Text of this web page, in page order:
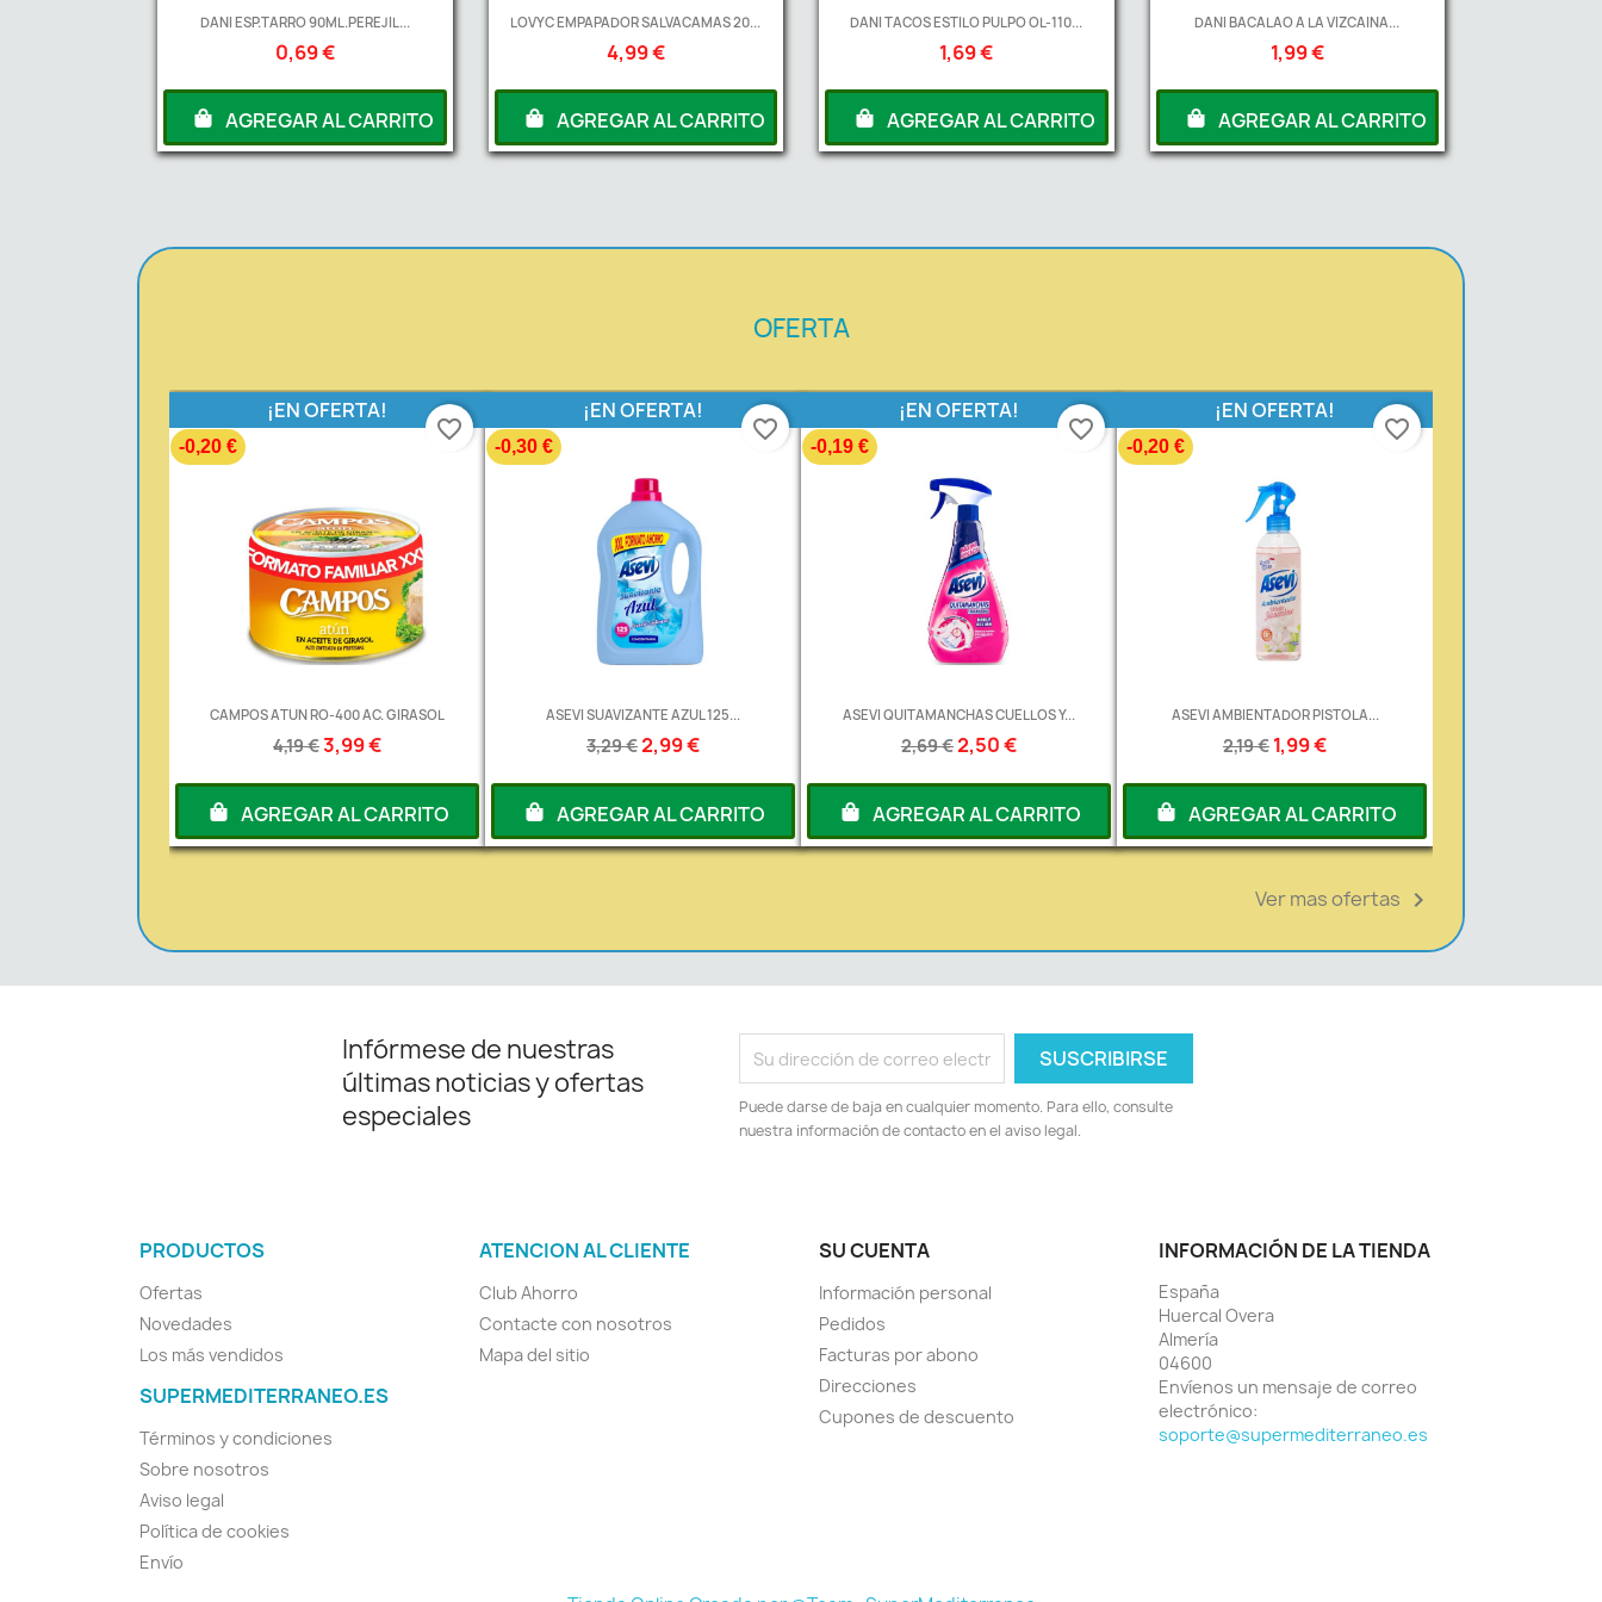
DANI ESP.TARRO 90ML.PEREJIL...
0,69 €
AGREGAR AL CARRITO
LOVYC EMPAPADOR SALVACAMAS 20...
4,99 €
AGREGAR AL CARRITO
DANI TACOS ESTILO PULPO OL-110...
1,69 €
AGREGAR AL CARRITO
DANI BACALAO A LA VIZCAINA...
1,99 €
AGREGAR AL CARRITO
OFERTA
CAMPOS ATUN RO-400 AC. GIRASOL
4,19 €3,99 €
¡EN OFERTA!
-0,20 €
AGREGAR AL CARRITO
favorite_border
ASEVI SUAVIZANTE AZUL 125...
3,29 €2,99 €
¡EN OFERTA!
-0,30 €
AGREGAR AL CARRITO
favorite_border
ASEVI QUITAMANCHAS CUELLOS Y...
2,69 €2,50 €
¡EN OFERTA!
-0,19 €
AGREGAR AL CARRITO
favorite_border
ASEVI AMBIENTADOR PISTOLA...
2,19 € 1,99 €
¡EN OFERTA!
-0,20 €
AGREGAR AL CARRITO
favorite_border
Ver mas ofertas 
Infórmese de nuestras
últimas noticias y ofertas
especiales
Puede darse de baja en cualquier momento. Para ello, consulte
nuestra información de contacto en el aviso legal.
PRODUCTOS
Ofertas
Novedades
Los más vendidos
ATENCION AL CLIENTE
Club Ahorro
Contacte con nosotros
Mapa del sitio
SUPERMEDITERRANEO.ES
Términos y condiciones
Sobre nosotros
Aviso legal
Política de cookies
Envío
SU CUENTA
Información personal
Pedidos
Facturas por abono
Direcciones
Cupones de descuento
INFORMACIÓN DE LA TIENDA
España
Huercal Overa
Almería
04600
Envíenos un mensaje de correo
electrónico:
soporte@supermediterraneo.es